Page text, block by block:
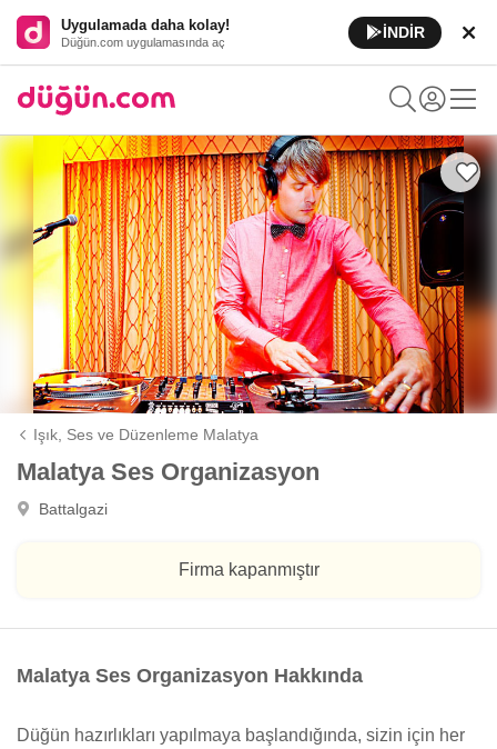
Uygulamada daha kolay!
Düğün.com uygulamasında aç
İNDİR
Işık, Ses ve Düzenleme Malatya
Malatya Ses Organizasyon
Battalgazi
Firma kapanmıştır
Malatya Ses Organizasyon Hakkında
Düğün hazırlıkları yapılmaya başlandığında, sizin için her